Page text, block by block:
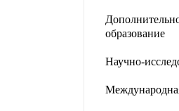
образование
Научно-